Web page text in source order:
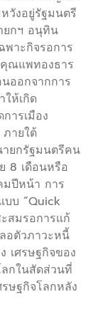
วังอยู่รัฐมนตรี
ยกฯ อนุทิน
าะกิจรอการ
ณแพทองธาร
ออกจากการ
ห้เกิด
ารเมือง
ภายใต้
ายกรัฐมนตรีคน
8 เดือนหรือ
มปีหน้า การ
บบ “Quick
สมรอการแก้
อตัวภาวะหนี้
เศรษฐกิจของ
กในสัดส่วนที่
ษฐกิจโลกหลัง